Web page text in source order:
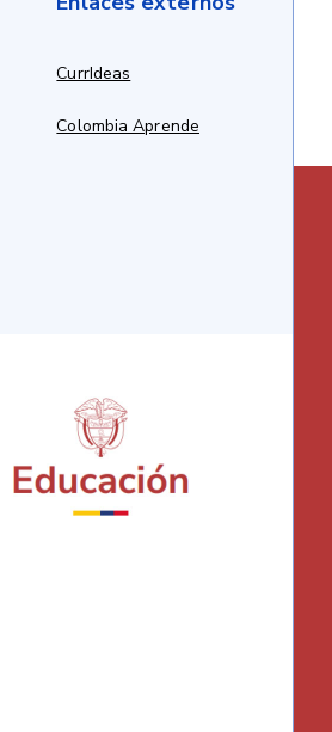
CurrIdeas
Colombia Aprende